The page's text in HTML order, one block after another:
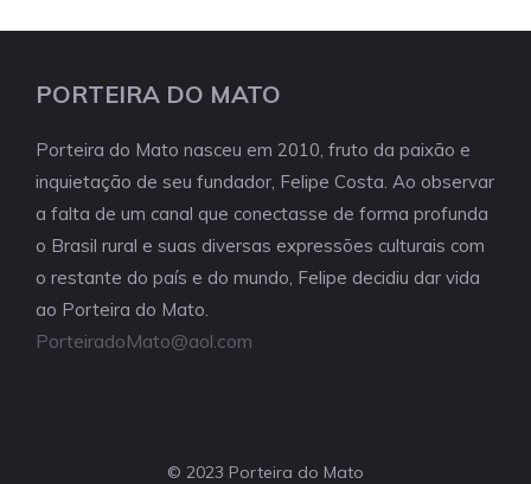
PORTEIRA DO MATO
Porteira do Mato nasceu em 2010, fruto da paixão e
inquietação de seu fundador, Felipe Costa. Ao observar
a falta de um canal que conectasse de forma profunda
o Brasil rural e suas diversas expressões culturais com
o restante do país e do mundo, Felipe decidiu dar vida
ao Porteira do Mato.
PorteiradoMato@aol.com
© 2023 Porteira do Mato